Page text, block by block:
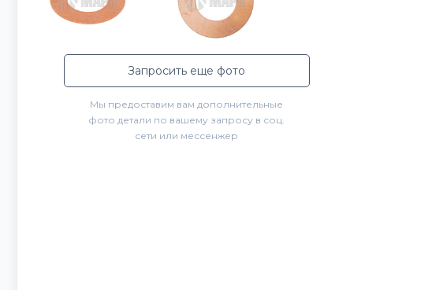
Запросить еще фото
Мы предоставим вам дополнительные
фото детали по вашему запросу в соц.
сети или мессенжер